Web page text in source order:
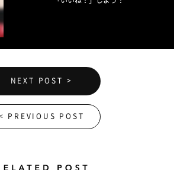
NEXT POST >
PREVIOUS POST